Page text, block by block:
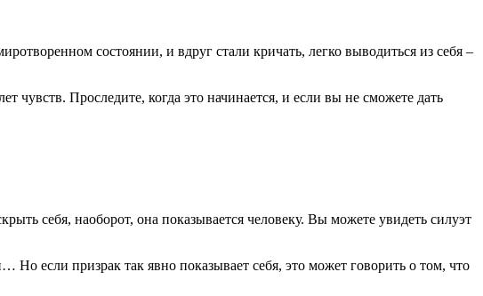
состоянии, и вдруг стали кричать, легко выводиться из себя –
Проследите, когда это начинается, и если вы не сможете дать
себя, наоборот, она показывается человеку. Вы можете увидеть силуэт
Но если призрак так явно показывает себя, это может говорить о том, что